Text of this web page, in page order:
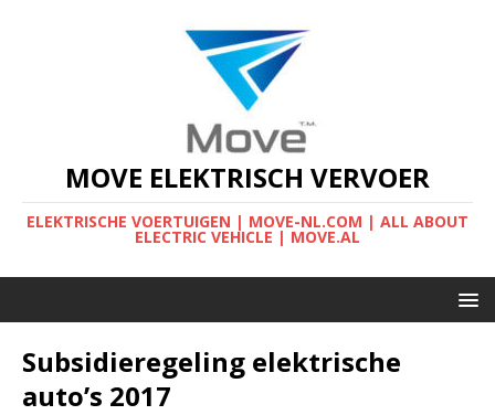
MOVE ELEKTRISCH VERVOER
ELEKTRISCHE VOERTUIGEN | MOVE-NL.COM | ALL ABOUT
ELECTRIC VEHICLE | MOVE.AL
Subsidieregeling elektrische
auto’s 2017